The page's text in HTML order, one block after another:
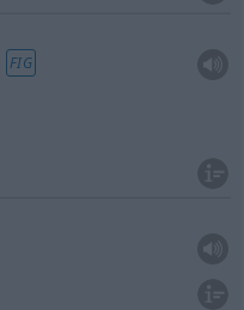
FIG